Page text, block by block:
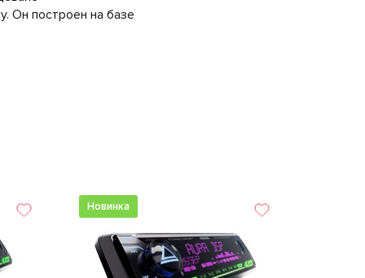
Он построен на базе
Новинка